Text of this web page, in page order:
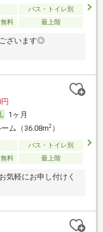
バス・トイレ別
料 最上階
ざいます◎
1ヶ月
ム（36.08m2）
バス・トイレ別
料 最上階
気軽にお申し付けく